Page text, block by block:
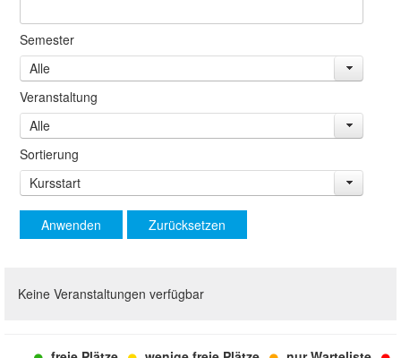
Semester
Alle
Veranstaltung
Alle
Sortierung
Kursstart
Anwenden Zurücksetzen
Keine Veranstaltungen verfügbar